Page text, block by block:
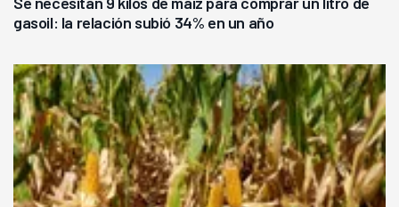
gasoil: la relación subió 34% en un año